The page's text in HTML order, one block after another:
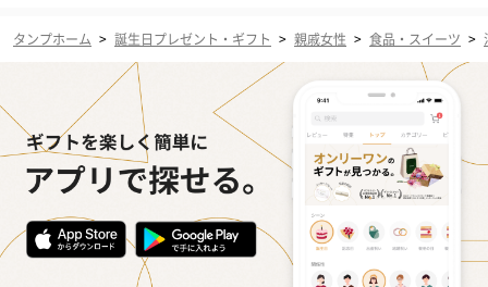
タンプホーム > 誕生日プレゼント・ギフト > 親戚女性 > 食品・スイーツ >